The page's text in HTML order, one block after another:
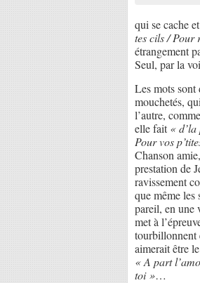
qui se cache
tes cils / Pour
étrangement
Seul, par la
Les mots sont
mouchetés,
l’autre,
elle fait« d’la
Pour vos
Chanson
prestation de
ravissement
que même les
pareil, en une
met à
tourbillonnent
aimerait être
« A part
toi »…